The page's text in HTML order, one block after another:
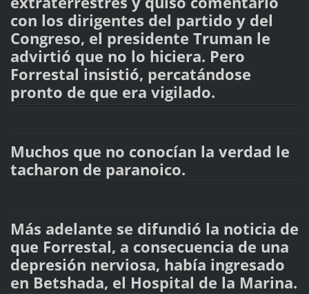
con los dirigentes del partido y del
Congreso, el presidente Truman le
advirtió que no lo hiciera. Pero
Forrestal insistió, percatándose
pronto de que era vigilado.
Muchos que no conocían la verdad le
tacharon de paranoico.
Más adelante se difundió la noticia de
que Forrestal, a consecuencia de una
depresión nerviosa, había ingresado
en Betshada, el Hospital de la Marina.